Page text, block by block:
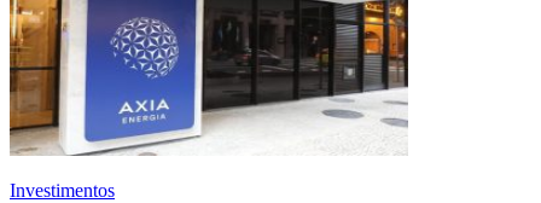
Investimentos